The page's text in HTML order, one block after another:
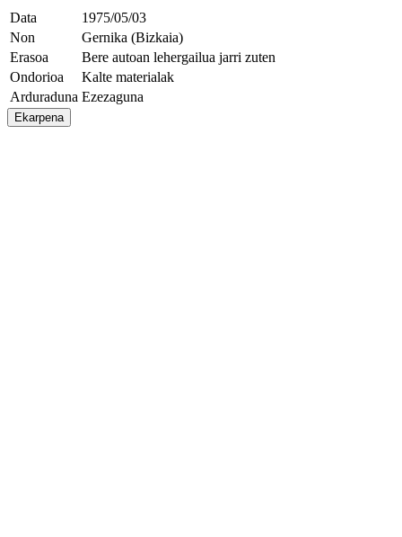
Data
1975/05/03
Non
Gernika (Bizkaia)
Erasoa
Bere autoan lehergailua jarri zuten
Ondorioa
Kalte materialak
Arduraduna Ezezaguna